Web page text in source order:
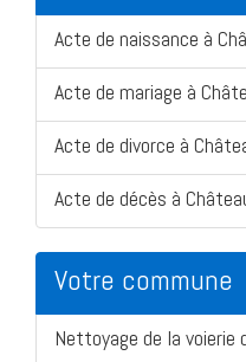
Acte de naissance à
Acte de mariage à
Acte de divorce à
Acte de décès à
Votre commune
Nettoyage de la voierie